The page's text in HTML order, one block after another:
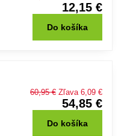
12,15 €
Do košíka
54,85 €
60,95 € Zľava 6,09 €
Do košíka